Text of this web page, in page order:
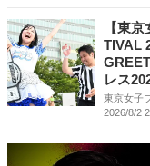
【東
TIVAL
レス
東京女子
2026/8/2